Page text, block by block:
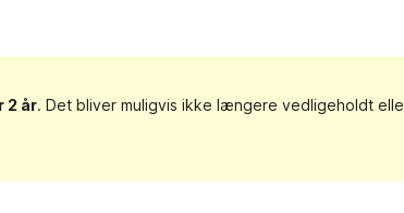
2 år. Det bliver muligvis ikke længere vedligeholdt